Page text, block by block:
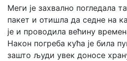
Меги је захвално погледала
пакет и отишла да седне на
је и проводила већину
Након погреба кућа је била
зашто људи увек доносе